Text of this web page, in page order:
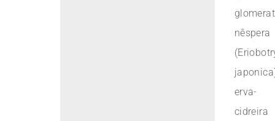
nêspera
erva-
cidreira